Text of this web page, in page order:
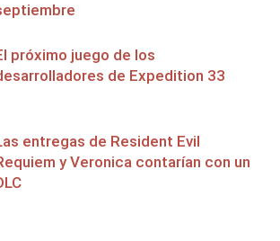
próximo juego de los
de Expedition 33
entregas de Resident Evil
y Veronica contarían con un